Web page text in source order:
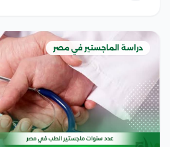
دراسة الماجستير في مصر